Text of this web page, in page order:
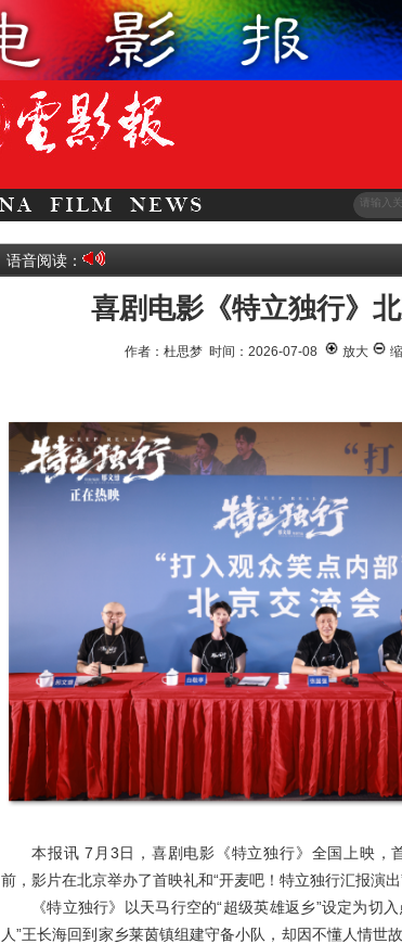
语音阅读：
喜剧电影《特立独行》
作者：杜思梦 时间：2026-07-08 放大
本报讯 7月3日，喜剧电影《特立独行》全国上映，
前，影片在北京举办了首映礼和“开麦吧！特立独行汇报演出”
《特立独行》以天马行空的“超级英雄返乡”设定为切
人”王长海回到家乡莱茵镇组建守备小队，却因不懂人情世